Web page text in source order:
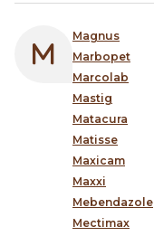
Magnus
Marbopet
Marcolab
Mastig
Matacura
Matisse
Maxicam
Maxxi
Mebendazole
Mectimax